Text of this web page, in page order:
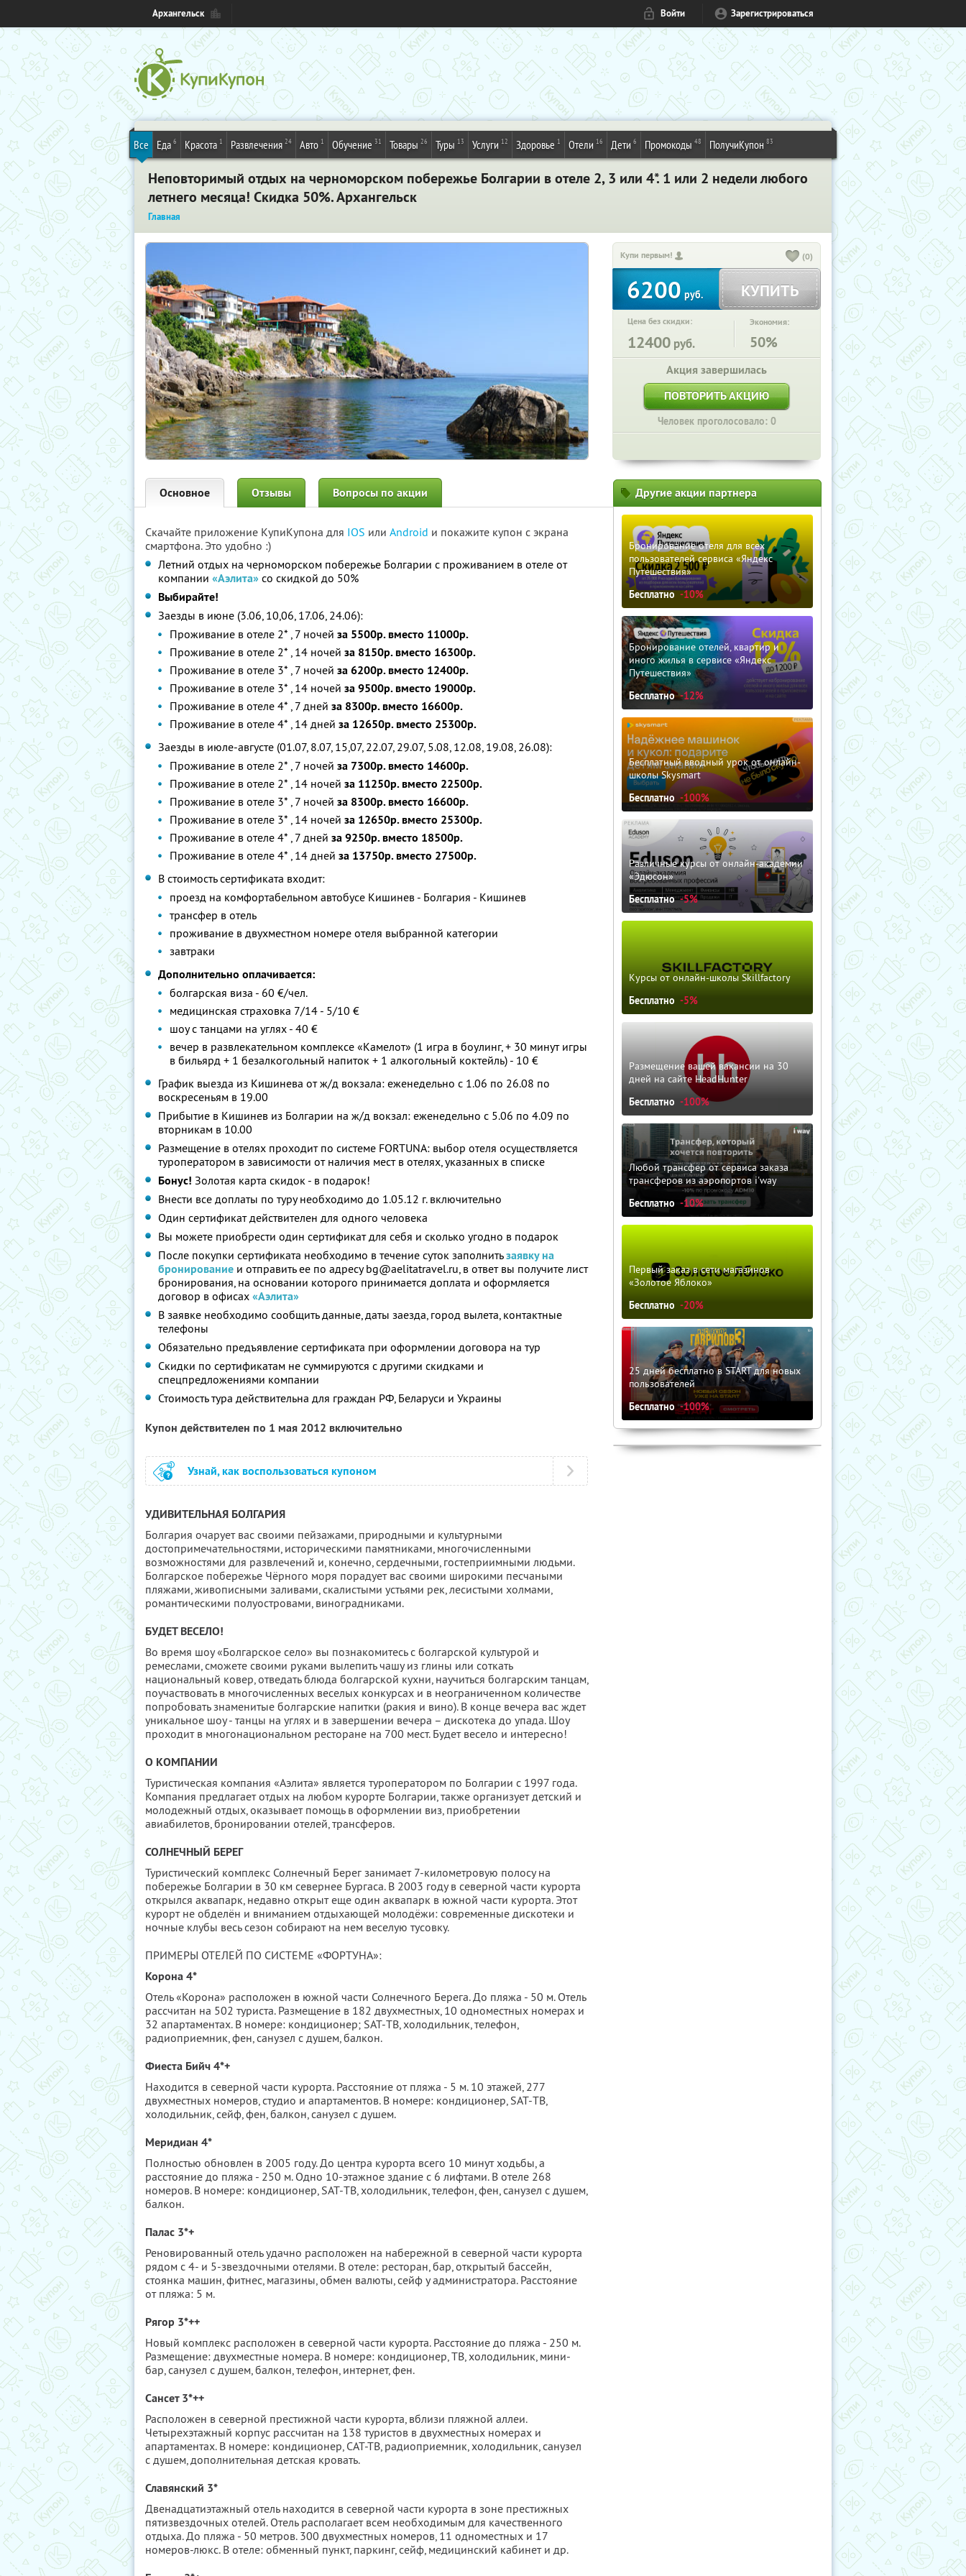
Архангельск Войти Зарегистрироваться
Все Еда 6 Красота 1 Развлечения 24 Авто 1 Обучение 31 Товары 26 Туры 13 Услуги 12 Здоровье 1 Отели 16 Дети 6 Промокоды 48 ПолучиКупон 83
Неповторимый отдых на черноморском побережье Болгарии в отеле 2, 3 или 4*. 1 или 2 недели любого
летнего месяца! Скидка 50%. Архангельск
Главная
Купи первым! (0)
6200руб. КУПИТЬ
Цена без скидки:
12400 руб.
Экономия:
50%
Акция завершилась
ПОВТОРИТЬ АКЦИЮ
Человек проголосовало: 0
Основное Отзывы Вопросы по акции
Скачайте приложение КупиКупона для IOS или Android и покажите купон с экрана
смартфона. Это удобно :)
Летний отдых на черноморском побережье Болгарии с проживанием в отеле от
компании «Аэлита» со скидкой до 50%
Выбирайте!
Заезды в июне (3.06, 10,06, 17.06, 24.06):
Проживание в отеле 2* , 7 ночей за 5500р. вместо 11000р.
Проживание в отеле 2* , 14 ночей за 8150р. вместо 16300р.
Проживание в отеле 3* , 7 ночей за 6200р. вместо 12400р.
Проживание в отеле 3* , 14 ночей за 9500р. вместо 19000р.
Проживание в отеле 4* , 7 дней за 8300р. вместо 16600р.
Проживание в отеле 4* , 14 дней за 12650р. вместо 25300р.
Заезды в июле-августе (01.07, 8.07, 15,07, 22.07, 29.07, 5.08, 12.08, 19.08, 26.08):
Проживание в отеле 2* , 7 ночей за 7300р. вместо 14600р.
Проживание в отеле 2* , 14 ночей за 11250р. вместо 22500р.
Проживание в отеле 3* , 7 ночей за 8300р. вместо 16600р.
Проживание в отеле 3* , 14 ночей за 12650р. вместо 25300р.
Проживание в отеле 4* , 7 дней за 9250р. вместо 18500р.
Проживание в отеле 4* , 14 дней за 13750р. вместо 27500р.
В стоимость сертификата входит:
проезд на комфортабельном автобусе Кишинев - Болгария - Кишинев
трансфер в отель
проживание в двухместном номере отеля выбранной категории
завтраки
Дополнительно оплачивается:
болгарская виза - 60 €/чел.
медицинская страховка 7/14 - 5/10 €
шоу с танцами на углях - 40 €
вечер в развлекательном комплексе «Камелот» (1 игра в боулинг, + 30 минут игры
в бильярд + 1 безалкогольный напиток + 1 алкогольный коктейль) - 10 €
График выезда из Кишинева от ж/д вокзала: еженедельно с 1.06 по 26.08 по
воскресеньям в 19.00
Прибытие в Кишинев из Болгарии на ж/д вокзал: еженедельно с 5.06 по 4.09 по
вторникам в 10.00
Размещение в отелях проходит по системе FORTUNA: выбор отеля осуществляется
туроператором в зависимости от наличия мест в отелях, указанных в списке
Бонус! Золотая карта скидок - в подарок!
Внести все доплаты по туру необходимо до 1.05.12 г. включительно
Один сертификат действителен для одного человека
Вы можете приобрести один сертификат для себя и сколько угодно в подарок
После покупки сертификата необходимо в течение суток заполнитьзаявку на
бронирование и отправить ее по адресу bg@aelitatravel.ru, в ответ вы получите лист
бронирования, на основании которого принимается доплата и оформляется
договор в офисах «Аэлита»
В заявке необходимо сообщить данные, даты заезда, город вылета, контактные
телефоны
Обязательно предъявление сертификата при оформлении договора на тур
Скидки по сертификатам не суммируются с другими скидками и
спецпредложениями компании
Стоимость тура действительна для граждан РФ, Беларуси и Украины
Купон действителен по 1 мая 2012 включительно
Узнай, как воспользоваться купоном
УДИВИТЕЛЬНАЯ БОЛГАРИЯ
Болгария очарует вас своими пейзажами, природными и культурными
достопримечательностями, историческими памятниками, многочисленными
возможностями для развлечений и, конечно, сердечными, гостеприимными людьми.
Болгарское побережье Чёрного моря порадует вас своими широкими песчаными
пляжами, живописными заливами, скалистыми устьями рек, лесистыми холмами,
романтическими полуостровами, виноградниками.
БУДЕТ ВЕСЕЛО!
Во время шоу «Болгарское село» вы познакомитесь с болгарской культурой и
ремеслами, сможете своими руками вылепить чашу из глины или соткать
национальный ковер, отведать блюда болгарской кухни, научиться болгарским танцам,
поучаствовать в многочисленных веселых конкурсах и в неограниченном количестве
попробовать знаменитые болгарские напитки (ракия и вино). В конце вечера вас ждет
уникальное шоу - танцы на углях и в завершении вечера – дискотека до упада. Шоу
проходит в многонациональном ресторане на 700 мест. Будет весело и интересно!
О КОМПАНИИ
Туристическая компания «Аэлита» является туроператором по Болгарии с 1997 года.
Компания предлагает отдых на любом курорте Болгарии, также организует детский и
молодежный отдых, оказывает помощь в оформлении виз, приобретении
авиабилетов, бронировании отелей, трансферов.
СОЛНЕЧНЫЙ БЕРЕГ
Туристический комплекс Солнечный Берег занимает 7-километровую полосу на
побережье Болгарии в 30 км севернее Бургаса. В 2003 году в северной части курорта
открылся аквапарк, недавно открыт еще один аквапарк в южной части курорта. Этот
курорт не обделён и вниманием отдыхающей молодёжи: современные дискотеки и
ночные клубы весь сезон собирают на нем веселую тусовку.
ПРИМЕРЫ ОТЕЛЕЙ ПО СИСТЕМЕ «ФОРТУНА»:
Корона 4*
Отель «Корона» расположен в южной части Солнечного Берега. До пляжа - 50 м. Отель
рассчитан на 502 туриста. Размещение в 182 двухместных, 10 одноместных номерах и
32 апартаментах. В номере: кондиционер; SAT-ТВ, холодильник, телефон,
радиоприемник, фен, санузел с душем, балкон.
Фиеста Бийч 4*+
Находится в северной части курорта. Расстояние от пляжа - 5 м. 10 этажей, 277
двухместных номеров, студио и апартаментов. В номере: кондиционер, SAT-ТВ,
холодильник, сейф, фен, балкон, санузел с душем.
Меридиан 4*
Полностью обновлен в 2005 году. До центра курорта всего 10 минут ходьбы, а
расстояние до пляжа - 250 м. Одно 10-этажное здание с 6 лифтами. В отеле 268
номеров. В номере: кондиционер, SAT-ТВ, холодильник, телефон, фен, санузел с душем,
балкон.
Палас 3*+
Реновированный отель удачно расположен на набережной в северной части курорта
рядом с 4- и 5-звездочными отелями. В отеле: ресторан, бар, открытый бассейн,
стоянка машин, фитнес, магазины, обмен валюты, сейф у администратора. Расстояние
от пляжа: 5 м.
Рягор 3*++
Новый комплекс расположен в северной части курорта. Расстояние до пляжа - 250 м.
Размещение: двухместные номера. В номере: кондиционер, ТВ, холодильник, мини-
бар, санузел с душем, балкон, телефон, интернет, фен.
Сансет 3*++
Расположен в северной престижной части курорта, вблизи пляжной аллеи.
Четырехэтажный корпус рассчитан на 138 туристов в двухместных номерах и
апартаментах. В номере: кондиционер, САТ-ТВ, радиоприемник, холодильник, санузел
с душем, дополнительная детская кровать.
Славянский 3*
Двенадцатиэтажный отель находится в северной части курорта в зоне престижных
пятизвездочных отелей. Отель располагает всем необходимым для качественного
отдыха. До пляжа - 50 метров. 300 двухместных номеров, 11 одноместных и 17
номеров-люкс. В отеле: обменный пункт, паркинг, сейф, медицинский кабинет и др.
Другие акции партнера
Бронирование отеля для всех
пользователей сервиса «Яндекс
Путешествия»
Бесплатно -10%
Бронирование отелей, квартир и
иного жилья в сервисе «Яндекс
Путешествия»
Бесплатно -12%
Бесплатный вводный урок от онлайн-
школы Skysmart
Бесплатно -100%
Различные курсы от онлайн-академии
«Эдюсон»
Бесплатно -5%
Курсы от онлайн-школы Skillfactory
Бесплатно -5%
Размещение вашей вакансии на 30
дней на сайте HeadHunter
Бесплатно -100%
Любой трансфер от сервиса заказа
трансферов из аэропортов i'way
Бесплатно -10%
Первый заказ в сети магазинов
«Золотое Яблоко»
Бесплатно -20%
25 дней бесплатно в START для новых
пользователей
Бесплатно -100%